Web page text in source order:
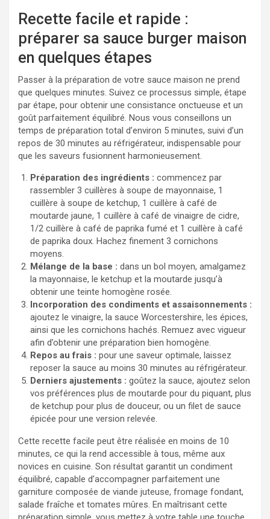
Recette facile et rapide :
préparer sa sauce burger maison
en quelques étapes
Passer à la préparation de votre sauce maison ne prend
que quelques minutes. Suivez ce processus simple, étape
par étape, pour obtenir une consistance onctueuse et un
goût parfaitement équilibré. Nous vous conseillons un
temps de préparation total d’environ 5 minutes, suivi d’un
repos de 30 minutes au réfrigérateur, indispensable pour
que les saveurs fusionnent harmonieusement.
Préparation des ingrédients : commencez par
rassembler 3 cuillères à soupe de mayonnaise, 1
cuillère à soupe de ketchup, 1 cuillère à café de
moutarde jaune, 1 cuillère à café de vinaigre de cidre,
1/2 cuillère à café de paprika fumé et 1 cuillère à café
de paprika doux. Hachez finement 3 cornichons
moyens.
Mélange de la base : dans un bol moyen, amalgamez
la mayonnaise, le ketchup et la moutarde jusqu’à
obtenir une teinte homogène rosée.
Incorporation des condiments et assaisonnements :
ajoutez le vinaigre, la sauce Worcestershire, les épices,
ainsi que les cornichons hachés. Remuez avec vigueur
afin d’obtenir une préparation bien homogène.
Repos au frais : pour une saveur optimale, laissez
reposer la sauce au moins 30 minutes au réfrigérateur.
Derniers ajustements : goûtez la sauce, ajoutez selon
vos préférences plus de moutarde pour du piquant, plus
de ketchup pour plus de douceur, ou un filet de sauce
épicée pour une version relevée.
Cette recette facile peut être réalisée en moins de 10
minutes, ce qui la rend accessible à tous, même aux
novices en cuisine. Son résultat garantit un condiment
équilibré, capable d’accompagner parfaitement une
garniture composée de viande juteuse, fromage fondant,
salade fraîche et tomates mûres. En maîtrisant cette